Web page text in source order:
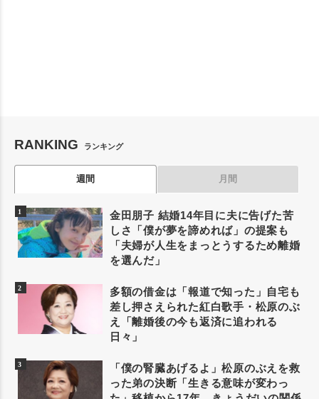
RANKING ランキング
週間 月間
金田朋子 結婚14年目に夫に告げた苦
しさ「僕が夢を諦めれば」の提案も
「夫婦が人生をまっとうするため離婚
を選んだ」
多額の借金は「報道で知った」自宅も
差し押さえられた紅白歌手・松原のぶ
え「離婚後の今も返済に追われる
日々」
「僕の腎臓あげるよ」松原のぶえを救
った弟の決断「生きる意味が変わっ